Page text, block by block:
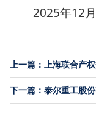
2025年12
上一篇：上海联合产
下一篇：泰尔重工股